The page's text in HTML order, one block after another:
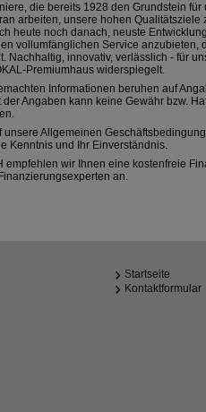
die bereits 1928 den Grundstein
arbeiten, unsere hohen
heute noch danach, neuste
vollumfänglichen Service
Nachhaltig, innovativ, verlässlich - für
Premiumhaus widerspiegelt.
Informationen beruhen auf
der Angaben kann keine Gewähr bzw.
unsere Allgemeinen
Kenntnis und Ihr Einverständnis.
empfehlen wir Ihnen eine kostenfreie
an.
Startseite
Kontaktformular